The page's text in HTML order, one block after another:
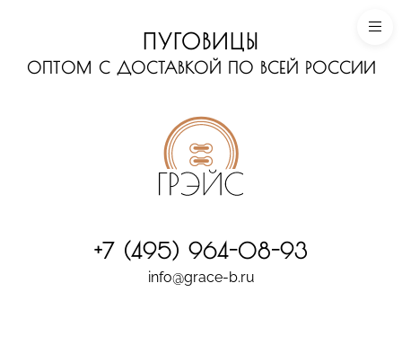
ПУГОВИЦЫ
ОПТОМ С ДОСТАВКОЙ ПО ВСЕЙ РОССИИ
+7 (495) 964-08-93
info@grace-b.ru